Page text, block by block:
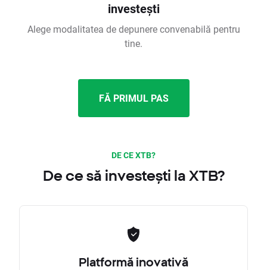
investești
Alege modalitatea de depunere convenabilă pentru
tine.
FĂ PRIMUL PAS
DE CE XTB?
De ce să investești la XTB?
Platformă inovativă